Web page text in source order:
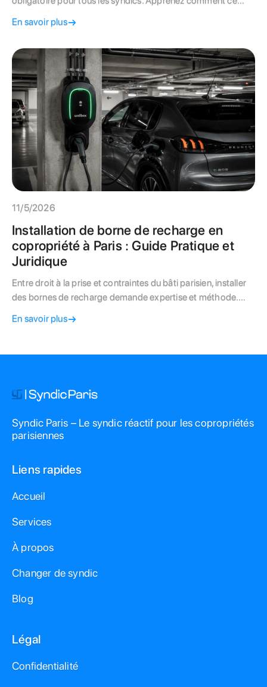
en faire un atout pour la valeur de votre immeuble.
En savoir plus
11/5/2026
Installation de borne de recharge en
copropriété à Paris : Guide Pratique et
Juridique
Entre droit à la prise et contraintes du bâti parisien, installer
des bornes de recharge demande expertise et méthode.
En savoir plus
Syndic Paris – Le syndic réactif pour les copropriétés
parisiennes
Liens rapides
Accueil
Services
À propos
Changer de syndic
Blog
Légal
Confidentialité